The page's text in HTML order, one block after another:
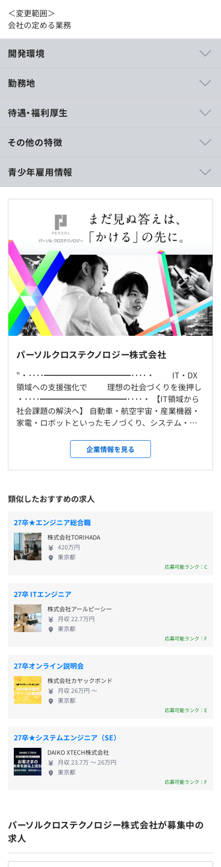
＜変更範囲＞
会社の定める業務
開発環境
・次世代型カード決済システム移行開発
・iOS、Android向けアプリ開発
・大手通信キャリアポータルサイト開発（オンプレミス環
・自社IoTサービスシステム開発
■インフラ/セキュリティ案件
・大手インターネット系企業のサーバ設計・構築・運用
・クラウド特化のSIer企業の仮想化基盤の構築
・大手通信系企業グループの社内システムの運用保守・設
計
・大手商社のサイバー攻撃の調査・分析
・地方自治体のセキュリティコンサルティングおよび対策
支援
■機械設計
・ディーゼルエンジンの設計
・電池パックの筐体設計
・商用車のサスペンション設計
・ボディの強度解析
・ドローン機体の認証試験
■電気電子設計
・半導体製造装置の回路設計
・LiDARの性能評価
・エンジン制御基板のアナログ回路設計
・車載メーターパネルの量産開発
・自動歩行ロボットのセンシング制御・認識アルゴリズム
開発
・EVシステム用HILS構築
・産業用機器のUI開発
■実証・認証
・排ガスの認証試験
・トランスミッションの性能評価
・ハーネス試作
・車両走行実験
先進運転支援システム（ADAS）のシステム開発をサポー
トするための受託サービス。技術系エンジニアリング事業
を手がける当社は、ADASの試験受託サービスを開始しま
した。同サービスは、高精度な測位システムを活用して、
はADAS開発を加速させています。当社は、人材を核に技
術コンサルティングから設計・開発サポートをワンストッ
プで提供する企業として、今後も安全で快適なモビリティ
社会の実現に貢献していきます。
・階層別研修：マネジャー研修、部長研修、フォローアッ
プ研修（1年目・2年目・3年目）など
・パーソルクロスカレッジ：社員が企画する研修イベン
ト。一般講座と認定講座の2種類があり、認定講座は各技
勤務地
首都圏エリア・東海エリア・関西エリアのいずれかでの勤
務となります。
＜雇入時＞
雇入時：東名阪の当社拠点
＜変更範囲＞
会社の定める場所（テレワークを行う場所を含む）
受動喫煙防止措置に関する事項
待遇・福利厚生
・大学院（修士）修了 261,000 円
・四大・高専（専攻科）/専門 (4年）卒 250,000 円
・専門(3 年) 卒 247,000 円
※拠出手当 55,000 円を含む
※固定残業代なし（1分単位で支給）
（※想定年収 は年収提示額を保証するものではありません）
9：00〜18：00
※職種、プロジェクト、業務内容、部署により異なる場合
があります（フレックス制度あり）
休憩時間：60分
平均残業時間：21.2時間／月
・完全週休2日制（土・日）
・年末年始 (12／30〜1／3）
・有給休暇
・特別休暇
・慶弔休暇
など
・時間外手当
など
社会保険完備（健康保険・厚生年金加入・雇用保険・労災
無期雇用
その他の特徴
青少年雇用情報
過去３年間の新卒採用者数・離職者数
前年度 採用者数408人 離職者数0人
2年度前 採用者数389人 離職者数0人
3年度前 採用者数178人 離職者数0人
過去３年間の新卒採用者数の男女別人数
前年度 男性327人 女性81人
2年度前 男性322人 女性67人
3年度前 男性155人 女性23人
研修の有無及び内容
新入社員研修、新入社員1～3年目フォローアップ研修、
評価者研修、次期管理職研修 等
自己啓発支援の有無及びその内容
業務に資するとして会社が認めた資格についてのインセン
ティブ支援 等
キャリアコンサルティング制度の有無及びその内容
キャリア相談窓口の設置
なし
前年度の月平均所定外労働時間の実績
21.2時間
13.0日
前事業年度の育児休業取得者数／出産者数
男性85人/101人
女性25人/28人
パーソルクロステクノロジー株式会社
"・････━━━━━━━━━━━････・ IT・DX
領域への支援強化で 理想の社会づくりを後押し
・････━━━━━━━━━━━････・ 【IT領域から
社会課題の解決へ】 自動車・航空宇宙・産業機器・
家電・ロボットといったモノづくり、システム・通
まの技術支援を行っている当社。様々な領域で高付
加価値なサービスを提供し、人と組織のはたらき方
に変革を起こし、社会課題の解決に取り組んでいま
多数採用している当社では、若手未経験への育成支
援に力を入れています。新卒研修では、ビジネスマナ
ーや仕事の進め方などを学び、技術スキル研修で
は、開発現場を経験した専門講師（※一部外部講師
をお招きします）が、開発現場で役に立つ知恵など
を伝授します。 【時代が求める知識や技術を育む】
少子高齢化や急速なDX化に伴い、エンジニア不足は
います。当社では、1400の教育講座・500回の勉強
会・スキル取得100万円の「CANDO制度」や専門性
向上を目指す「技術研修」、社会人としての能力を
高める「ビジネススキル研修」など複数の研修を用
意しており、”ヒューマンスキル”や”コミュニケーシ
ます。 【個性や多様性に特化したキャリアビジョ
ン】 働く皆さんには技術力を磨くことだけではな
く、「エンジニア＋α」の未来を描いてほしいと考え
ています。技術で世の中を変えたい、毎日楽しく仕事
をしたい、家庭と仕事を両立したい、趣味を満喫し
備していますので、ぜひ一緒に理想の「未来」をつ
くっていきましょう。 ・････
━━━━━━━━━━━････・ “幅広い業務選択肢×
柔軟なキャリア形成” エンジニアとしての第一歩はパ
ジニアの多様な働き方を徹底追求 ・専門性を高める
ための技術スキル研修 ・未経験でも第一線で活躍で
きるサポート環境 【働きやすい環境・制度】 ・年間
休日125日 ・フレックス休日 ・昇給年２回 ・副業OK
企業情報を見る
類似したおすすめの求人
27卒★エンジニア総合職
株式会社TORIHADA
420万円
東京都
応募可能ランク：C
27卒 ITエンジニア
株式会社アールピーシー
月収 22.7万円
東京都
応募可能ランク：F
27卒オンライン説明会
株式会社カヤックボンド
月収 26万円 〜
東京都
応募可能ランク：E
27卒★システムエンジニア（SE）
DAIKO XTECH株式会社
月収 23.7万 〜 26万円
東京都
応募可能ランク：F
パーソルクロステクノロジー株式会社が募集中の
求人